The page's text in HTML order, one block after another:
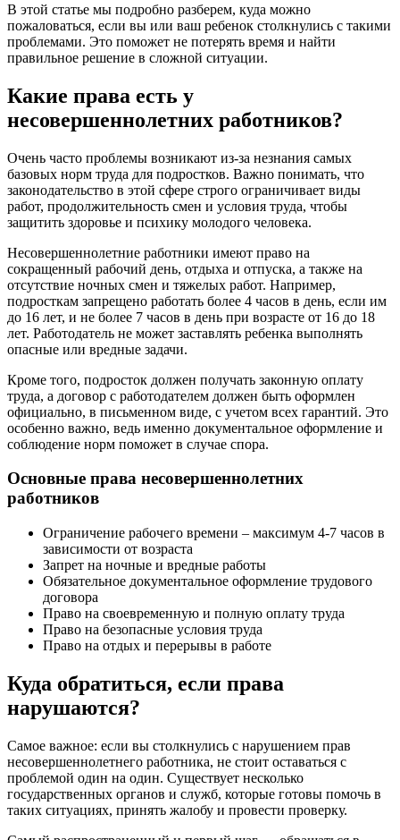
В этой статье мы подробно разберем, куда можно
пожаловаться, если вы или ваш ребенок столкнулись с такими
проблемами. Это поможет не потерять время и найти
правильное решение в сложной ситуации.
Какие права есть у
несовершеннолетних работников?
Очень часто проблемы возникают из-за незнания самых
базовых норм труда для подростков. Важно понимать, что
законодательство в этой сфере строго ограничивает виды
работ, продолжительность смен и условия труда, чтобы
защитить здоровье и психику молодого человека.
Несовершеннолетние работники имеют право на
сокращенный рабочий день, отдыха и отпуска, а также на
отсутствие ночных смен и тяжелых работ. Например,
подросткам запрещено работать более 4 часов в день, если им
до 16 лет, и не более 7 часов в день при возрасте от 16 до 18
лет. Работодатель не может заставлять ребенка выполнять
опасные или вредные задачи.
Кроме того, подросток должен получать законную оплату
труда, а договор с работодателем должен быть оформлен
официально, в письменном виде, с учетом всех гарантий. Это
особенно важно, ведь именно документальное оформление и
соблюдение норм поможет в случае спора.
Основные права несовершеннолетних
работников
Ограничение рабочего времени – максимум 4-7 часов в
зависимости от возраста
Запрет на ночные и вредные работы
Обязательное документальное оформление трудового
договора
Право на своевременную и полную оплату труда
Право на безопасные условия труда
Право на отдых и перерывы в работе
Куда обратиться, если права
нарушаются?
Самое важное: если вы столкнулись с нарушением прав
несовершеннолетнего работника, не стоит оставаться с
проблемой один на один. Существует несколько
государственных органов и служб, которые готовы помочь в
таких ситуациях, принять жалобу и провести проверку.